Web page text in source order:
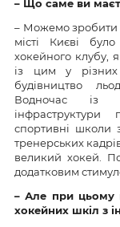
– Що саме ви
– Можемо зробити
місті Києві
хокейного клубу,
із цим у різних
будівництво
Водночас із
інфраструктури
спортивні школи
тренерських
великий хокей.
додатковим
– Але при цьому
хокейних шкіл з